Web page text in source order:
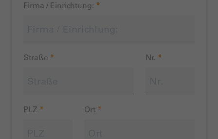
Firma / Einrichtung: *
Straße * Nr. *
PLZ * Ort *